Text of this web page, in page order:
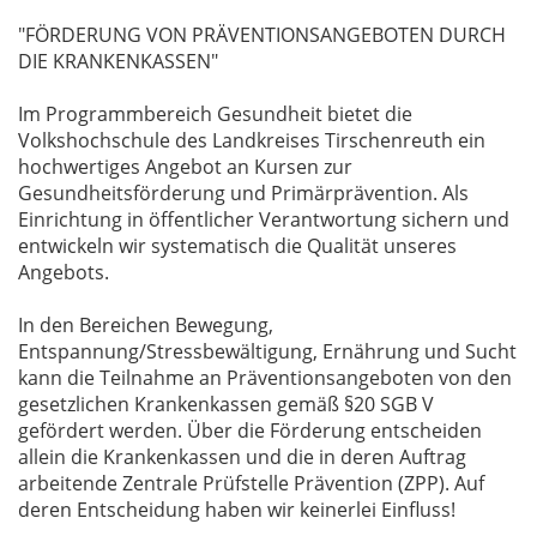
"FÖRDERUNG VON PRÄVENTIONSANGEBOTEN DURCH
DIE KRANKENKASSEN"
Im Programmbereich Gesundheit bietet die
Volkshochschule des Landkreises Tirschenreuth ein
hochwertiges Angebot an Kursen zur
Gesundheitsförderung und Primärprävention. Als
Einrichtung in öffentlicher Verantwortung sichern und
entwickeln wir systematisch die Qualität unseres
Angebots.
In den Bereichen Bewegung,
Entspannung/Stressbewältigung, Ernährung und Sucht
kann die Teilnahme an Präventionsangeboten von den
gesetzlichen Krankenkassen gemäß §20 SGB V
gefördert werden. Über die Förderung entscheiden
allein die Krankenkassen und die in deren Auftrag
arbeitende Zentrale Prüfstelle Prävention (ZPP). Auf
deren Entscheidung haben wir keinerlei Einfluss!